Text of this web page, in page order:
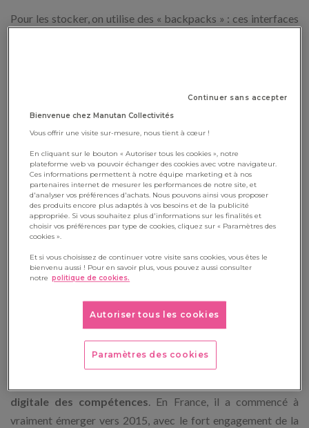
Pour les stocker, on utilise des « backpacks » : ces interfaces
Pour les créer et les distribuer, on peut utiliser «OpenBadge
permet d’atteindre.
Pour les personnes réfractaires aux outils digitaux, tout ceci
peut faire penser à de nouveaux gadgets éducatifs. Mais il
n’en est rien. Bien au contraire : l’open badge trouve
quelques années l’univers de la formation et de l’éducation, et
dans l’acquisition, la mise à jour et la
D’où viennent les open badges ?
digitale des compétences. En France, il a commencé à
vraiment émerger vers 2015, avec le fort engagement de la
Continuer sans accepter
Bienvenue chez Manutan Collectivités
Vous offrir une visite sur-mesure, nous tient à cœur !
En cliquant sur le bouton « Autoriser tous les cookies », notre
plateforme web va pouvoir échanger des cookies avec votre navigateur.
Ces informations permettent à notre équipe marketing et à nos
partenaires internet de mesurer les performances de notre site, et
d'analyser vos préférences d'achats. Nous pouvons ainsi vous proposer
des produits encore plus adaptés à vos besoins et de la publicité
appropriée. Si vous souhaitez plus d'informations sur les finalités et
choisir vos préférences par type de cookies, cliquez sur « Paramètres des
cookies ».
Et si vous choisissez de continuer votre visite sans cookies, vous êtes le
bienvenu aussi ! Pour en savoir plus, vous pouvez aussi consulter
notre politique de cookies.
Autoriser tous les cookies
Paramètres des cookies